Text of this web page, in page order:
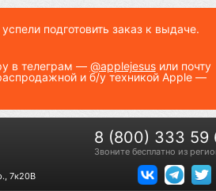
подготовить заказ к выдаче.
в телеграм — @applejesusили почту
и б/у техникой Apple —
8 (800) 333 59
Звоните бесплатно из
7к20В